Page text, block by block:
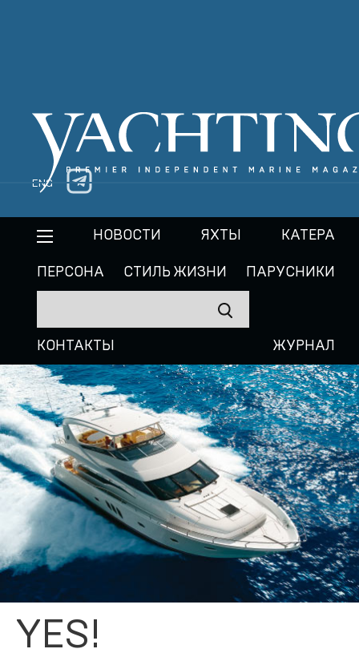
ENG
НОВОСТИ ЯХТЫ КАТЕРА
ПЕРСОНА СТИЛЬ ЖИЗНИ ПАРУСНИКИ
КОНТАКТЫ ЖУРНАЛ
YES!